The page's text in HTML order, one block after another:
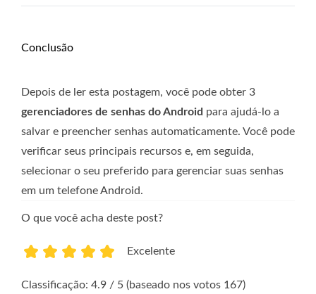
Conclusão
Depois de ler esta postagem, você pode obter 3
gerenciadores de senhas do Android para ajudá-lo a
salvar e preencher senhas automaticamente. Você pode
verificar seus principais recursos e, em seguida,
selecionar o seu preferido para gerenciar suas senhas
em um telefone Android.
O que você acha deste post?
Excelente
Classificação: 4.9 / 5 (baseado nos votos 167)